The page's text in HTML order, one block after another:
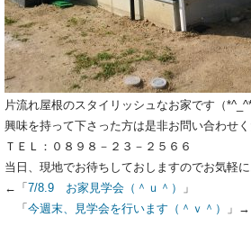
片流れ屋根のスタイリッシュなお家です（*^_^*
興味を持って下さった方は是非お問い合わせく
ＴＥＬ：０８９８－２３－２５６６
当日、現地でお待ちしておしますのでお気軽
←「 7/8.9 お家見学会（＾ｕ＾）
」
「 今週末、見学会を行います（＾ｖ＾） 」→